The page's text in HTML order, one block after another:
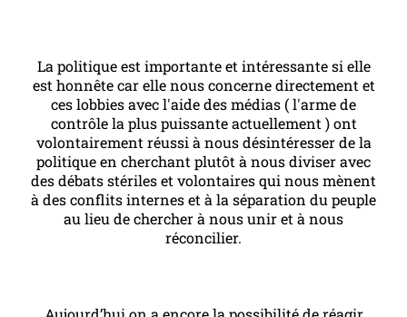
La politique est importante et intéressante si elle
est honnête car elle nous concerne directement et
ces lobbies avec l'aide des médias ( l'arme de
contrôle la plus puissante actuellement ) ont
volontairement réussi à nous désintéresser de la
politique en cherchant plutôt à nous diviser avec
des débats stériles et volontaires qui nous mènent
à des conflits internes et à la séparation du peuple
au lieu de chercher à nous unir et à nous
réconcilier.